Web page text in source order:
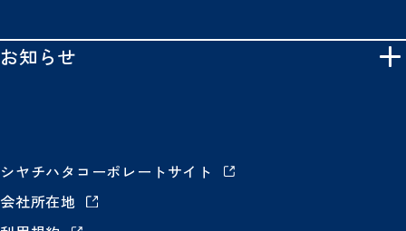
お知らせ
シヤチハタコーポレートサイト
会社所在地